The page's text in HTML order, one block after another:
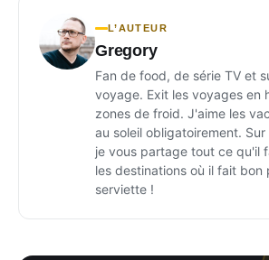
L’AUTEUR
Gregory
Fan de food, de série TV et
voyage. Exit les voyages en
zones de froid. J'aime les
au soleil obligatoirement. Sur
je vous partage tout ce qu'il
les destinations où il fait bon
serviette !